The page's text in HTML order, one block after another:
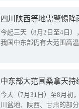
今起三天（8月2日至4日
我国中东部仍有大范围高
中东部大范围桑拿天
今天（7月31日）至8月初
川盆地、陕西、甘肃的部